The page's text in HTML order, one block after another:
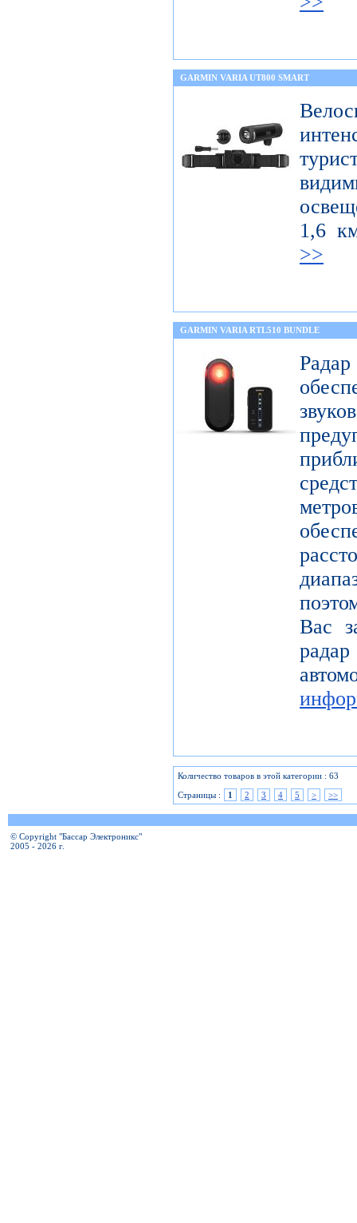
GARMIN VARIA UT800 SMART
1,6
>>
GARMIN VARIA RTL510 BUNDLE
Вас
Количество товаров в этой категории : 63
Страницы :
1 2 3 4 5 > >>
© Copyright "Бассар Электроникс"
2005 - 2026 г.